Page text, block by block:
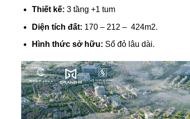
Thiết kế: 3 tầng +1 tum
Diện tích đất: 170 – 212 – 424m2.
Hình thức sở hữu: Sổ đỏ lâu dài.